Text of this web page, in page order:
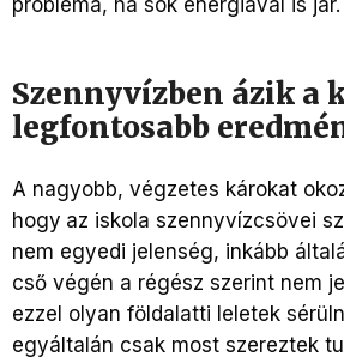
probléma, ha sok energiával is jár.
Szennyvízben ázik a
legfontosabb
A nagyobb, végzetes károkat
hogy az iskola szennyvízcsövei
nem egyedi jelenség, inkább
cső végén a régész szerint nem
ezzel olyan földalatti leletek
egyáltalán csak most szereztek